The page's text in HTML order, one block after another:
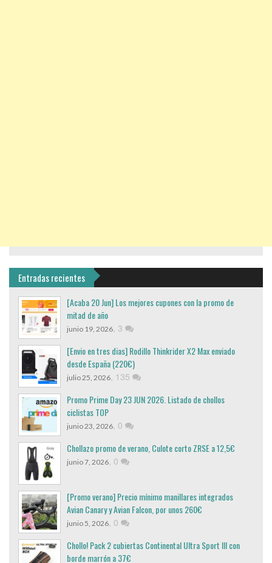
Entradas recientes
[Acaba 20 Jun] Los mejores cupones con la promo de
mitad de año
junio 19, 2026, 3
[Envio en tres dias] Rodillo Thinkrider X2 Max enviado
desde España (220€)
julio 25, 2026, 135
Promo Prime Day 23 JUN 2026. Listado de chollos
ciclistas TOP
junio 23, 2026, 0
Chollazo promo de verano, Culote corto ZRSE a 12,5€
junio 7, 2026, 0
[Promo verano] Precio mínimo manillares integrados
Avian Canary y Avian Falcon, por unos 260€
junio 5, 2026, 0
Chollo! Pack 2 cubiertas Continental Ultra Sport III con
borde marrón a 37€